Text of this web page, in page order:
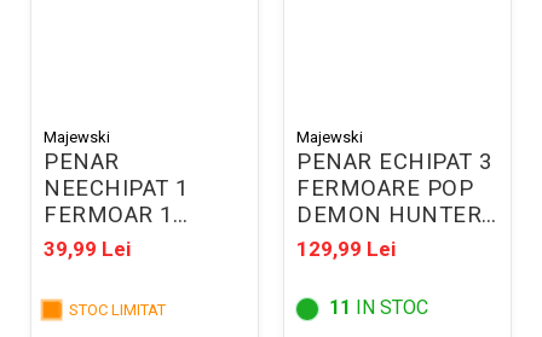
Majewski
PENAR
NEECHIPAT 1
FERMOAR 1
EXTENSIE
ST.RIGHT PC-01
TURBO KICK
697425
39,99 Lei
STOC LIMITAT
Majewski
PENAR ECHIPAT 3
FERMOARE POP
DEMON HUNTERS
VIOLET 304835
129,99 Lei
11 IN STOC